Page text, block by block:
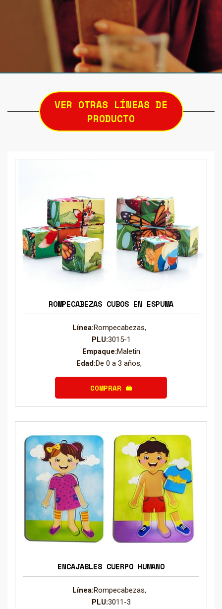
VER OTRAS LÍNEAS DE
PRODUCTO
ROMPECABEZAS CUBOS EN ESPUMA
Línea:Rompecabezas,
PLU:3015-1
Empaque:Maletin
Edad:De 0 a 3 años,
COMPRAR
ENCAJABLES CUERPO HUMANO
Línea:Rompecabezas,
PLU:3011-3